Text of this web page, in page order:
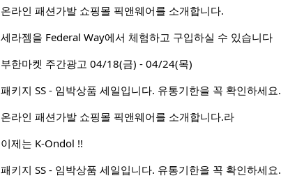
온라인 패션가발 쇼핑몰 픽앤웨어를 소개합니다.
세라젬을 Federal Way에서 체험하고 구입하실 수 있습니다
부한마켓 주간광고 04/18(금) - 04/24(목)
패키지 SS - 임박상품 세일입니다. 유통기한을 꼭 확인하세요.
온라인 패션가발 쇼핑몰 픽앤웨어를 소개합니다.라
이제는 K-Ondol !!
패키지 SS - 임박상품 세일입니다. 유통기한을 꼭 확인하세요.